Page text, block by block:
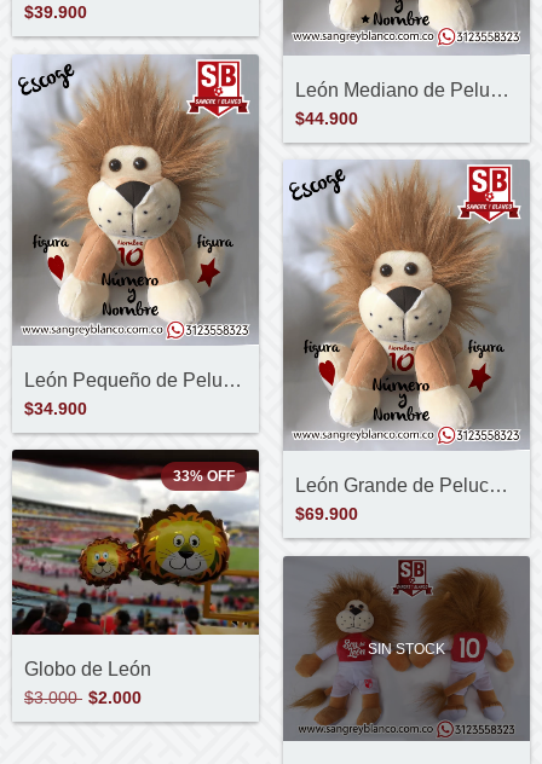
$39.900
León Mediano de Peluche Personalizado
$44.900
León Pequeño de Peluche Personalizado
$34.900
León Grande de Peluche Personalizado
$69.900
33%OFF
Globo de León
$3.000 $2.000
SIN STOCK